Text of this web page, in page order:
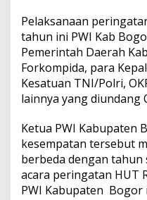
Pelaksanaan
tahun ini PWI Kab
Pemerintah Daerah
Forkompida, para
Kesatuan TNI/Polri,
lainnya yang diundang
Ketua PWI Kabupaten
kesempatan tersebut
berbeda dengan tahun
acara peringatan HUT
PWI Kabupaten Bogor